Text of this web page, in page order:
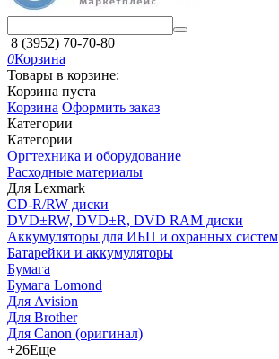
8 (3952) 70-70-80
0Корзина
Товары в корзине:
Корзина пуста
Корзина Оформить заказ
Категории
Категории
Оргтехника и оборудование
Расходные материалы
Для Lexmark
CD-R/RW диски
DVD±RW, DVD±R, DVD RAM диски
Аккумуляторы для ИБП и охранных систем
Батарейки и аккумуляторы
Бумага
Бумага Lomond
Для Avision
Для Brother
Для Canon (оригинал)
+26Еще